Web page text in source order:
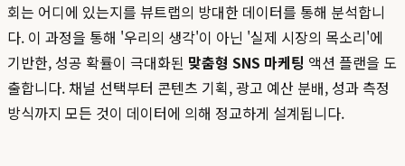
회는 어디에 있는지를 뷰트랩의 방대한 데이터를 통해 분석합니
다. 이 과정을 통해 '우리의 생각'이 아닌 '실제 시장의 목소리'에
기반한, 성공 확률이 극대화된 맞춤형 SNS 마케팅 액션 플랜을 도
출합니다. 채널 선택부터 콘텐츠 기획, 광고 예산 분배, 성과 측정
방식까지 모든 것이 데이터에 의해 정교하게 설계됩니다.